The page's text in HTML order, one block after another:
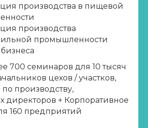
производства в пищевой
производства
промышленности
700 семинаров для 10 тысяч
цехов / участков,
производству,
директоров + Корпоративное
160 предприятий